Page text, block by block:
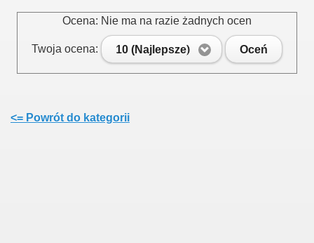
Ocena: Nie ma na razie żadnych ocen
Twoja ocena: 10 (Najlepsze) Oceń
<= Powrót do kategorii